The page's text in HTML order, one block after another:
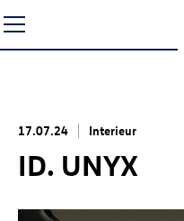
Seiteninhalt
springen
17.07.24 Interieur
ID. UNYX